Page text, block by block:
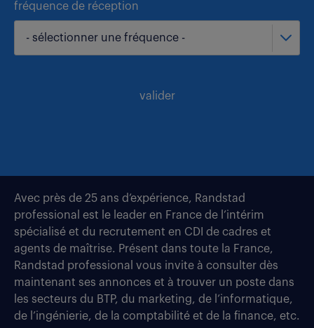
fréquence de réception
- sélectionner une fréquence -
valider
Avec près de 25 ans d’expérience, Randstad
professional est le leader en France de l’intérim
spécialisé et du recrutement en CDI de cadres et
agents de maîtrise. Présent dans toute la France,
Randstad professional vous invite à consulter dès
maintenant ses annonces et à trouver un poste dans
les secteurs du BTP, du marketing, de l’informatique,
de l’ingénierie, de la comptabilité et de la finance, etc.